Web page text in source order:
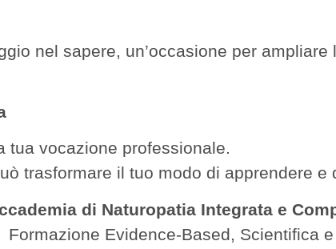
nel sapere, un’occasione per
tua vocazione professionale.
trasformare il tuo modo di apprendere e
di Naturopatia Integrata e
Formazione Evidence-Based, Scientifica